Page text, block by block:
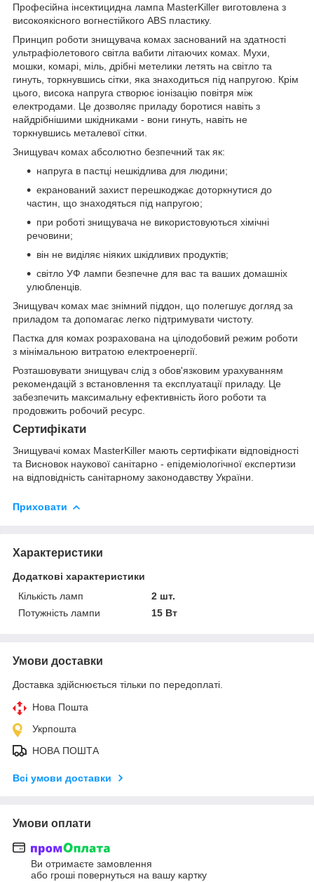
Професійна інсектицидна лампа MasterKiller виготовлена з
високоякісного вогнестійкого ABS пластику.
Принцип роботи знищувача комах заснований на здатності
ультрафіолетового світла вабити літаючих комах. Мухи,
мошки, комарі, міль, дрібні метелики летять на світло та
гинуть, торкнувшись сітки, яка знаходиться під напругою. Крім
цього, висока напруга створює іонізацію повітря між
електродами. Це дозволяє приладу боротися навіть з
найдрібнішими шкідниками - вони гинуть, навіть не
торкнувшись металевої сітки.
Знищувач комах абсолютно безпечний так як:
напруга в пастці нешкідлива для людини;
екранований захист перешкоджає доторкнутися до
частин, що знаходяться під напругою;
при роботі знищувача не використовуються хімічні
речовини;
він не виділяє ніяких шкідливих продуктів;
світло УФ лампи безпечне для вас та ваших домашніх
улюбленців.
Знищувач комах має знімний піддон, що полегшує догляд за
приладом та допомагає легко підтримувати чистоту.
Пастка для комах розрахована на цілодобовий режим роботи
з мінімальною витратою електроенергії.
Розташовувати знищувач слід з обов'язковим урахуванням
рекомендацій з встановлення та експлуатації приладу. Це
забезпечить максимальну ефективність його роботи та
продовжить робочий ресурс.
Сертифікати
Знищувачі комах MasterKiller мають сертифікати відповідності
та Висновок наукової санітарно - епідеміологічної експертизи
на відповідність санітарному законодавству України.
Приховати
Характеристики
Додаткові характеристики
Кількість ламп
2 шт.
Потужність лампи
15 Вт
Умови доставки
Доставка здійснюється тільки по передоплаті.
Нова Пошта
Укрпошта
НОВА ПОШТА
Всі умови доставки
Умови оплати
Ви отримаєте замовлення
або гроші повернуться на вашу картку